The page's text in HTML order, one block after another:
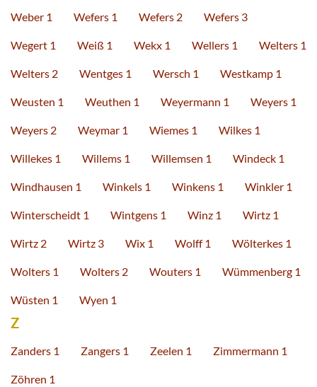
Weber 1 Wefers 1 Wefers 2 Wefers 3
Wegert 1 Weiß 1 Wekx 1 Wellers 1 Welters 1
Welters 2 Wentges 1 Wersch 1 Westkamp 1
Weusten 1 Weuthen 1 Weyermann 1 Weyers 1
Weyers 2 Weymar 1 Wiemes 1 Wilkes 1
Willekes 1 Willems 1 Willemsen 1 Windeck 1
Windhausen 1 Winkels 1 Winkens 1 Winkler 1
Winterscheidt 1 Wintgens 1 Winz 1 Wirtz 1
Wirtz 2 Wirtz 3 Wix 1 Wolff 1 Wölterkes 1
Wolters 1 Wolters 2 Wouters 1 Wümmenberg 1
Wüsten 1 Wyen 1
Z
Zanders 1 Zangers 1 Zeelen 1 Zimmermann 1
Zöhren 1